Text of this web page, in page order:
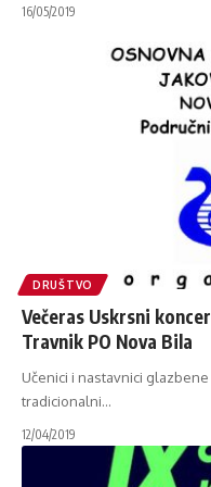
16/05/2019
DRUŠTVO
Večeras Uskrsni
Travnik PO Nova Bila
Učenici i nastavnici
tradicionalni…
12/04/2019